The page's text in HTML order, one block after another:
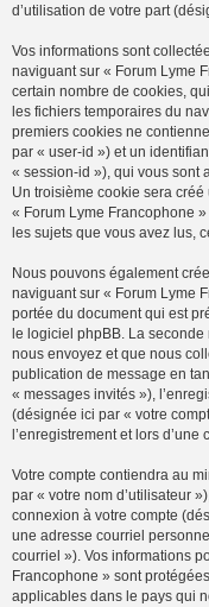
d’utilisation de votre part
Vos informations sont
naviguant sur « Forum Lyme
certain nombre de cookies,
les fichiers temporaires du
premiers cookies ne
par « user-id ») et un
« session-id »), qui vous sont
Un troisième cookie sera
« Forum Lyme Francophone
les sujets que vous avez lus,
Nous pouvons également
naviguant sur « Forum Lyme
portée du document qui est
le logiciel phpBB. La
nous envoyez et que nous
publication de message en
« messages invités »),
(désignée ici par « votre
l’enregistrement et lors
Votre compte contiendra au
par « votre nom d’utilisateur
connexion à votre compte
une adresse courriel
courriel »). Vos informations
Francophone » sont
applicables dans le pays qui